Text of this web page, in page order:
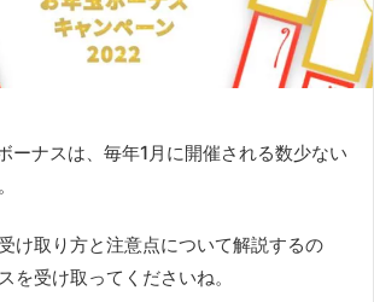
ーナスは、毎年1月に開催される数少ない
け取り方と注意点について解説するの
を受け取ってくださいね。